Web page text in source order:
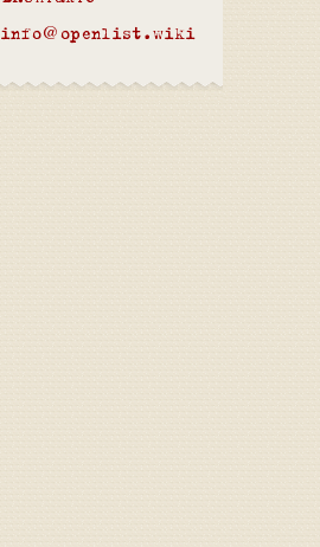
info@openlist.wiki